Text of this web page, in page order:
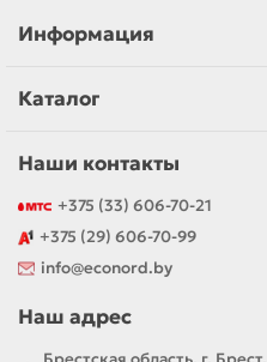
Информация
Каталог
Наши контакты
+375 (33) 606-70-21
+375 (29) 606-70-99
info@econord.by
Наш адрес